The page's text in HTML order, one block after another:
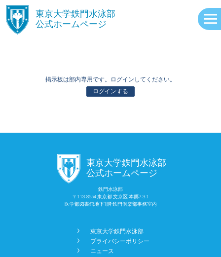
󿾱
東京大学鉄門水泳部
公式ホームページ
ABOUT
EVENTS
RECORDS
NEWS
掲示板は部内専用です。ログインしてください。
ログインする
󿾱 東京大学鉄門水泳部
公式ホームページ
鉄門水泳部
〒113-8654 東京都 文京区 本郷7-3-1
医学部図書館地下1階 鉄門倶楽部事務室内
󿾡 東京大学鉄門水泳部
󿾡 プライバシーポリシー
󿾡 ニュース